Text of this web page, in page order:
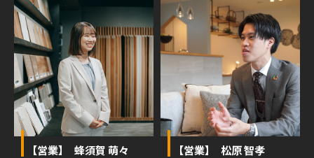
【営業】 蜂須賀 萌々 【営業】 松原 智孝